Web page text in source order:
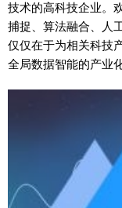
技术的高科技企业。
捕捉、算法融合、人
仅仅在于为相关科技
全局数据智能的产业